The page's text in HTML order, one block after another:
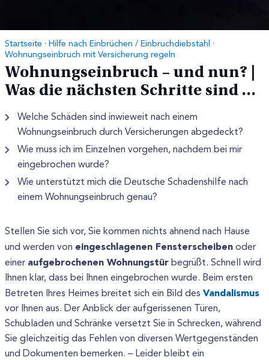
Startseite · Hilfe nach Einbrüchen / Einbruchdiebstahl ·
Wohnungseinbruch mit Versicherung regeln
Wohnungseinbruch – und nun? |
Was die nächsten Schritte sind …
Welche Schäden sind inwieweit nach einem
Wohnungseinbruch durch Versicherungen abgedeckt?
Wie muss ich im Einzelnen vorgehen, nachdem bei mir
eingebrochen wurde?
Wie unterstützt mich die Deutsche Schadenshilfe nach
einem Wohnungseinbruch genau?
Stellen Sie sich vor, Sie kommen nichts ahnend nach Hause
und werden von eingeschlagenen Fensterscheiben oder
einer aufgebrochenen Wohnungstür begrüßt. Schnell wird
Ihnen klar, dass bei Ihnen eingebrochen wurde. Beim ersten
Betreten Ihres Heimes breitet sich ein Bild des Vandalismus
vor Ihnen aus. Der Anblick der aufgerissenen Türen,
Schubladen und Schränke versetzt Sie in Schrecken, während
Sie gleichzeitig das Fehlen von diversen Wertgegenständen
und Dokumenten bemerken. – Leider bleibt ein